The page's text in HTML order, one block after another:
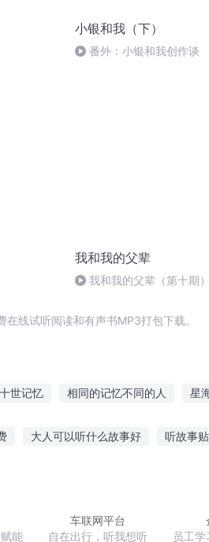
小银和我（下）
番外：小银和我创作谈
我和我的父辈
我和我的父辈（第十期
线试听阅读和有声书MP3打包下载。
世记忆 相同的记忆不同的人 星
大人可以听什么故事好 听故事
能
车联网平台
自在出行，听我想听
员工